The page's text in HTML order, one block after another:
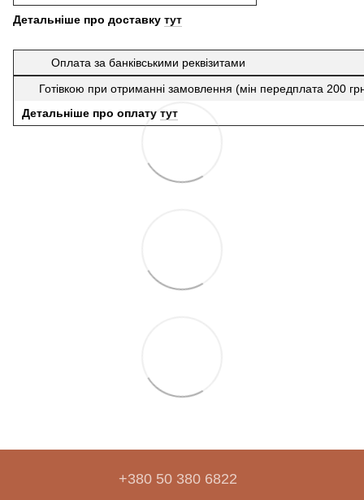
Детальніше про доставку тут
Оплата за банківськими реквізитами
Готівкою при отриманні замовлення (мін передплата 200
Детальніше про оплату тут
+380 50 380 6822